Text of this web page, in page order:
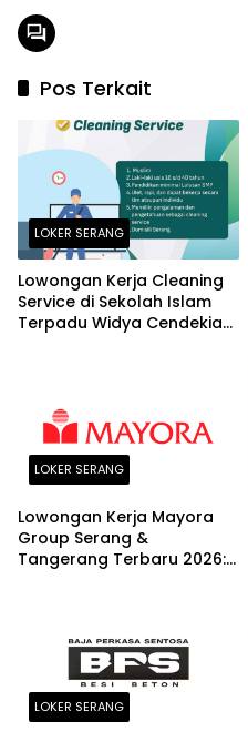
Pos Terkait
LOKER SERANG
Lowongan Kerja Cleaning
Service di Sekolah Islam
Terpadu Widya Cendekia
LOKER SERANG
Lowongan Kerja Mayora
Group Serang &
Tangerang Terbaru 2026:
LOKER SERANG